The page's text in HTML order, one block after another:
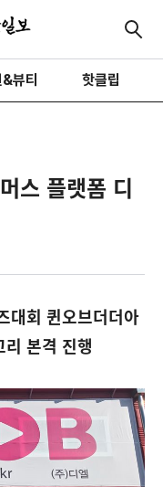
뷰티 핫클립
스 플랫폼 디
대회 퀸오브더더아
본격 진행